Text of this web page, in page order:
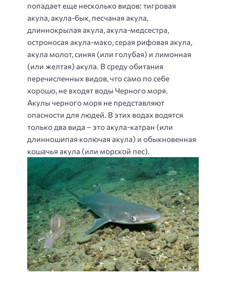
попадает еще несколько видов: тигровая
акула, акула-бык, песчаная акула,
длиннокрылая акула, акула-медсестра,
остроносая акула-мако, серая рифовая акула,
акула молот, синяя (или голубая) и лимонная
(или желтая) акула. В среду обитания
перечисленных видов, что само по себе
хорошо, не входят воды Черного моря.
Акулы черного моря не представляют
опасности для людей. В этих водах водятся
только два вида – это акула-катран (или
длинношипая колючая акула) и обыкновенная
кошачья акула (или морской пес).